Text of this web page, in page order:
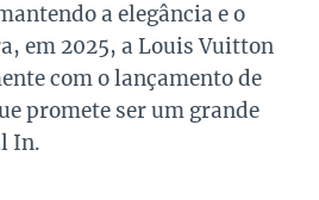
a elegância e o
em 2025, a Louis Vuitton
com o lançamento de
promete ser um grande
In.